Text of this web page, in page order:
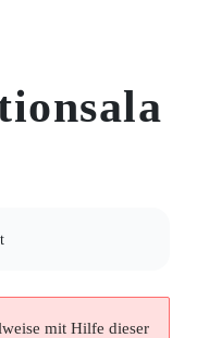
mit Hilfe dieser